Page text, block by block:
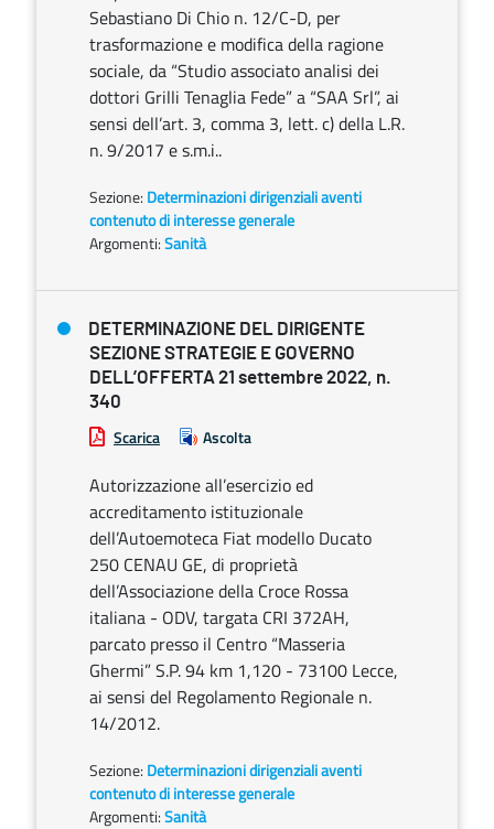
Sebastiano Di Chio n. 12/C-D, per
trasformazione e modifica della ragione
sociale, da “Studio associato analisi dei
dottori Grilli Tenaglia Fede” a “SAA Srl”, ai
sensi dell’art. 3, comma 3, lett. c) della L.R.
n. 9/2017 e s.m.i..
Sezione: Determinazioni dirigenziali aventi
contenuto di interesse generale
Argomenti:Sanità
DETERMINAZIONE DEL DIRIGENTE
SEZIONE STRATEGIE E GOVERNO
DELL’OFFERTA 21 settembre 2022, n.
340
Scarica Ascolta
Autorizzazione all’esercizio ed
accreditamento istituzionale
dell’Autoemoteca Fiat modello Ducato
250 CENAU GE, di proprietà
dell’Associazione della Croce Rossa
italiana - ODV, targata CRI 372AH,
parcato presso il Centro “Masseria
Ghermi” S.P. 94 km 1,120 - 73100 Lecce,
ai sensi del Regolamento Regionale n.
14/2012.
Sezione: Determinazioni dirigenziali aventi
contenuto di interesse generale
Argomenti:Sanità